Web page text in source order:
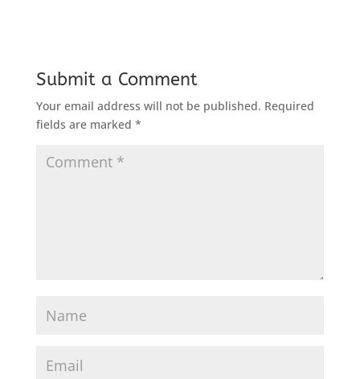
Submit a Comment
Your email address will not be published. Required
fields are marked *